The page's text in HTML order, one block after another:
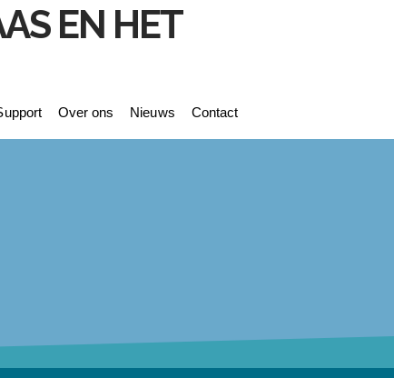
Over ons Nieuws Contact